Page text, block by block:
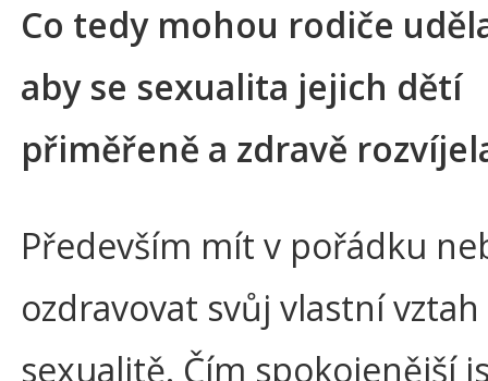
Co tedy mohou rodiče
aby se sexualita jejich dětí
přiměřeně a zdravě
Především mít v pořádku
ozdravovat svůj vlastní vztah
sexualitě. Čím spokojenější